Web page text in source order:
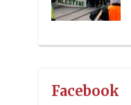
Facebook